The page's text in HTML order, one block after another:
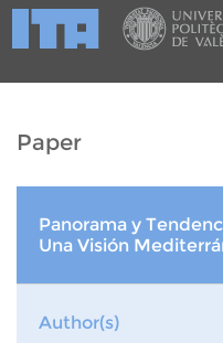
Paper
Panorama y
Una Visión
Author(s)